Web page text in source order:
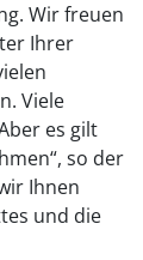
Wir freuen
Ihrer
Viele
es gilt
so der
Ihnen
und die